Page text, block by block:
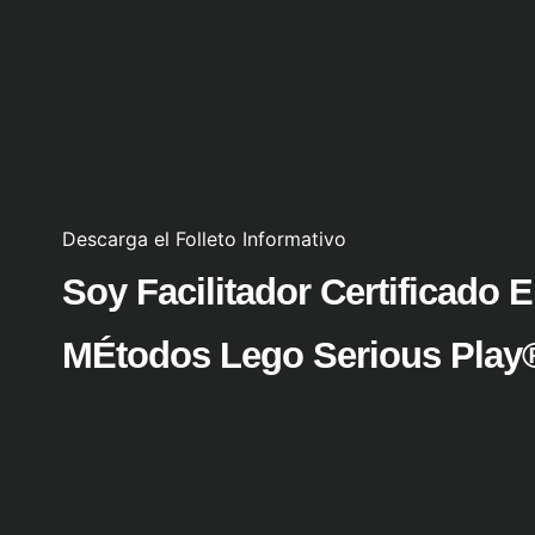
Descarga el Folleto Informativo
Soy Facilitador Certificado
MÉtodos Lego Serious